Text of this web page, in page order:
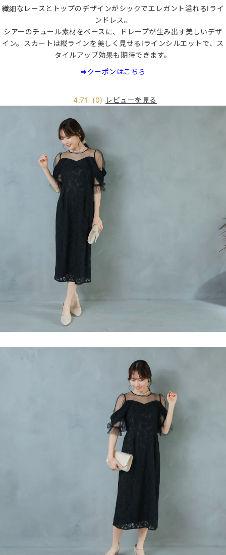
繊細なレースとトップのデザインがシックでエレガント溢れるIライ
ンドレス。
シアーのチュール素材をベースに、ドレープが生み出す美しいデザ
イン。スカートは縦ラインを美しく見せるIラインシルエットで、ス
タイルアップ効果も期待できます。
⇒クーポンはこちら
4.71 (0) レビューを見る